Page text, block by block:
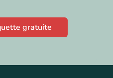
gratuite